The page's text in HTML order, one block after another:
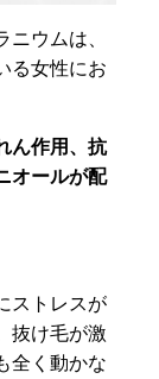
ウムは、
る女性にお
ん作用、抗
オールが配
ストレスが
抜け毛が激
全く動かな